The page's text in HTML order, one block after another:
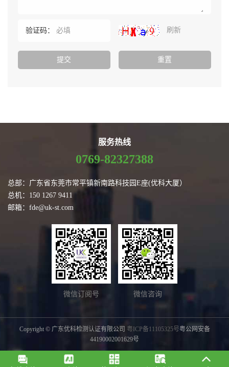
验证码： 刷新
服务热线
0769-82327388
总部：广东省东莞市常平镇新南路科技园E座(优科大厦）
总机：150 1267 9411
邮箱：fde@uk-st.com
微信订阅号 微信咨询
Copyright © 广东优科检测认证有限公司 粤ICP备11105325号粤公网安备
44190002001629号